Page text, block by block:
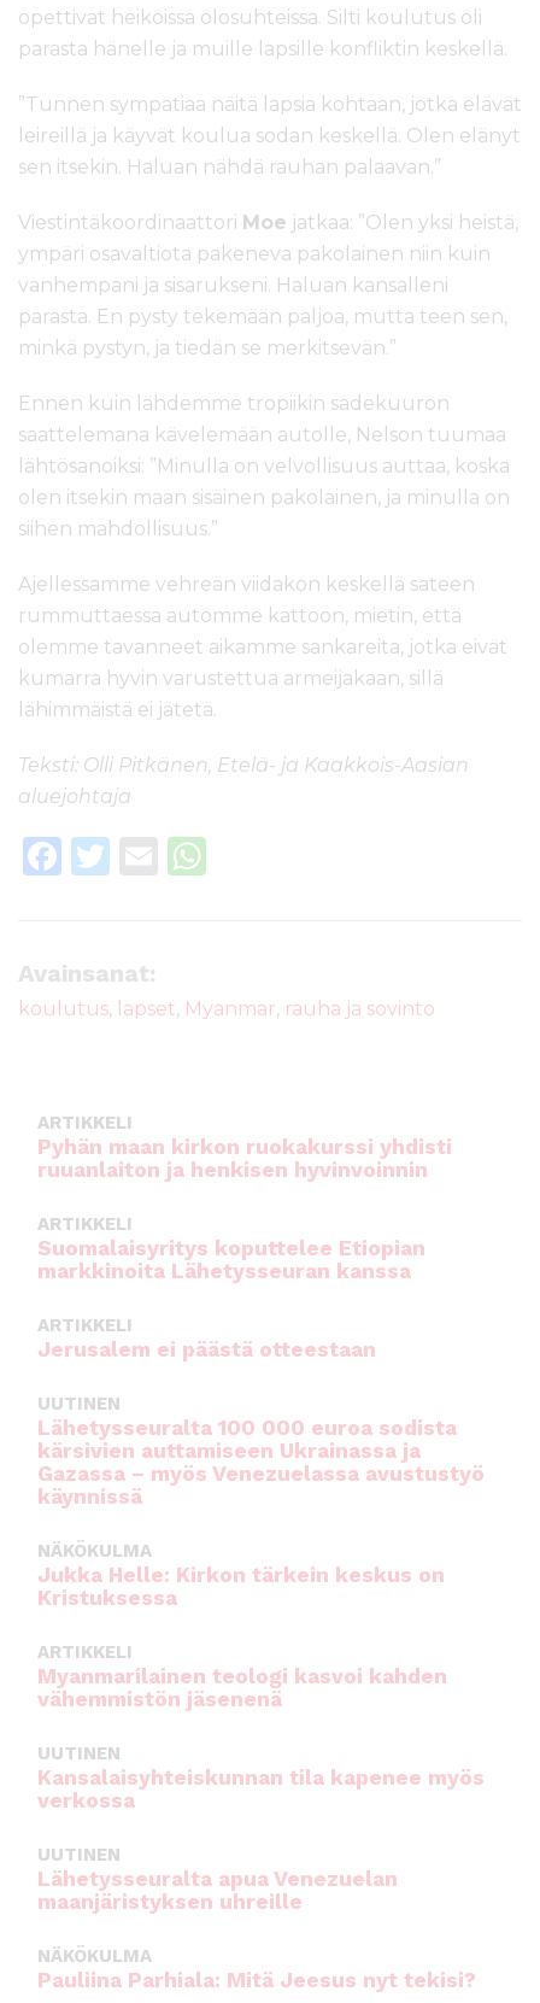
opettivat heikoissa olosuhteissa. Silti koulutus oli
parasta hänelle ja muille lapsille konfliktin keskellä.
”Tunnen sympatiaa näitä lapsia kohtaan, jotka elävät
leireillä ja käyvät koulua sodan keskellä. Olen elänyt
sen itsekin. Haluan nähdä rauhan palaavan.”
Viestintäkoordinaattori Moe jatkaa: ”Olen yksi heistä,
ympäri osavaltiota pakeneva pakolainen niin kuin
vanhempani ja sisarukseni. Haluan kansalleni
parasta. En pysty tekemään paljoa, mutta teen sen,
minkä pystyn, ja tiedän se merkitsevän.”
Ennen kuin lähdemme tropiikin sadekuuron
saattelemana kävelemään autolle, Nelson tuumaa
lähtösanoiksi: ”Minulla on velvollisuus auttaa, koska
olen itsekin maan sisäinen pakolainen, ja minulla on
siihen mahdollisuus.”
Ajellessamme vehreän viidakon keskellä sateen
rummuttaessa automme kattoon, mietin, että
olemme tavanneet aikamme sankareita, jotka eivät
kumarra hyvin varustettua armeijakaan, sillä
lähimmäistä ei jätetä.
Teksti: Olli Pitkänen, Etelä- ja Kaakkois-Aasian
aluejohtaja
F
e
b
k
T
te
r
E
A
Avainsanat:
koulutus, lapset, Myanmar, rauha ja sovinto
ARTIKKELI
Pyhän maan kirkon ruokakurssi yhdisti
ruuanlaiton ja henkisen hyvinvoinnin
ARTIKKELI
Suomalaisyritys koputtelee Etiopian
markkinoita Lähetysseuran kanssa
ARTIKKELI
Jerusalem ei päästä otteestaan
UUTINEN
Lähetysseuralta 100 000 euroa sodista
kärsivien auttamiseen Ukrainassa ja
Gazassa – myös Venezuelassa avustustyö
käynnissä
NÄKÖKULMA
Jukka Helle: Kirkon tärkein keskus on
Kristuksessa
ARTIKKELI
Myanmarilainen teologi kasvoi kahden
vähemmistön jäsenenä
UUTINEN
Kansalaisyhteiskunnan tila kapenee myös
verkossa
UUTINEN
Lähetysseuralta apua Venezuelan
maanjäristyksen uhreille
NÄKÖKULMA
Pauliina Parhiala: Mitä Jeesus nyt tekisi?